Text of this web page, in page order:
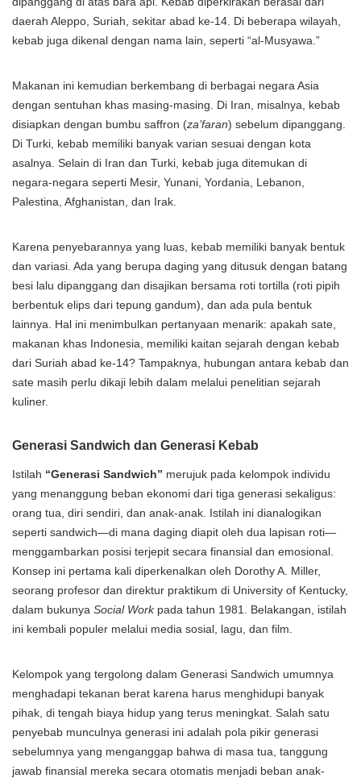
daerah Aleppo, Suriah, sekitar abad ke-14. Di beberapa wilayah,
kebab juga dikenal dengan nama lain, seperti “al-Musyawa.”
Makanan ini kemudian berkembang di berbagai negara Asia
dengan sentuhan khas masing-masing. Di Iran, misalnya, kebab
disiapkan dengan bumbu saffron (za’faran) sebelum dipanggang.
Di Turki, kebab memiliki banyak varian sesuai dengan kota
asalnya. Selain di Iran dan Turki, kebab juga ditemukan di
negara-negara seperti Mesir, Yunani, Yordania, Lebanon,
Palestina, Afghanistan, dan Irak.
Karena penyebarannya yang luas, kebab memiliki banyak bentuk
dan variasi. Ada yang berupa daging yang ditusuk dengan batang
besi lalu dipanggang dan disajikan bersama roti tortilla (roti pipih
berbentuk elips dari tepung gandum), dan ada pula bentuk
lainnya. Hal ini menimbulkan pertanyaan menarik: apakah sate,
makanan khas Indonesia, memiliki kaitan sejarah dengan kebab
dari Suriah abad ke-14? Tampaknya, hubungan antara kebab dan
sate masih perlu dikaji lebih dalam melalui penelitian sejarah
kuliner.
Generasi Sandwich dan Generasi Kebab
Istilah “Generasi Sandwich” merujuk pada kelompok individu
yang menanggung beban ekonomi dari tiga generasi sekaligus:
orang tua, diri sendiri, dan anak-anak. Istilah ini dianalogikan
seperti sandwich—di mana daging diapit oleh dua lapisan roti—
menggambarkan posisi terjepit secara finansial dan emosional.
Konsep ini pertama kali diperkenalkan oleh Dorothy A. Miller,
seorang profesor dan direktur praktikum di University of Kentucky,
dalam bukunya Social Workpada tahun 1981. Belakangan, istilah
ini kembali populer melalui media sosial, lagu, dan film.
Kelompok yang tergolong dalam Generasi Sandwich umumnya
menghadapi tekanan berat karena harus menghidupi banyak
pihak, di tengah biaya hidup yang terus meningkat. Salah satu
penyebab munculnya generasi ini adalah pola pikir generasi
sebelumnya yang menganggap bahwa di masa tua, tanggung
jawab finansial mereka secara otomatis menjadi beban anak-